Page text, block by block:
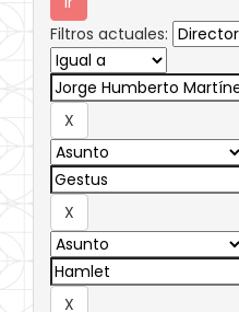
Filtros actuales: